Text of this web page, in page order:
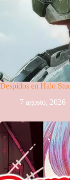
Despidos en Halo
7 agosto, 2026